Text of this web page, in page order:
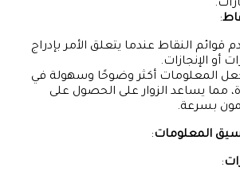
:
قوائم النقاط عندما يتعلق الأمر بإدراج
أو الإنجازات.
المعلومات أكثر وضوحًا وسهولة في
مما يساعد الزوار على الحصول على
بسرعة.
المعلومات:
: